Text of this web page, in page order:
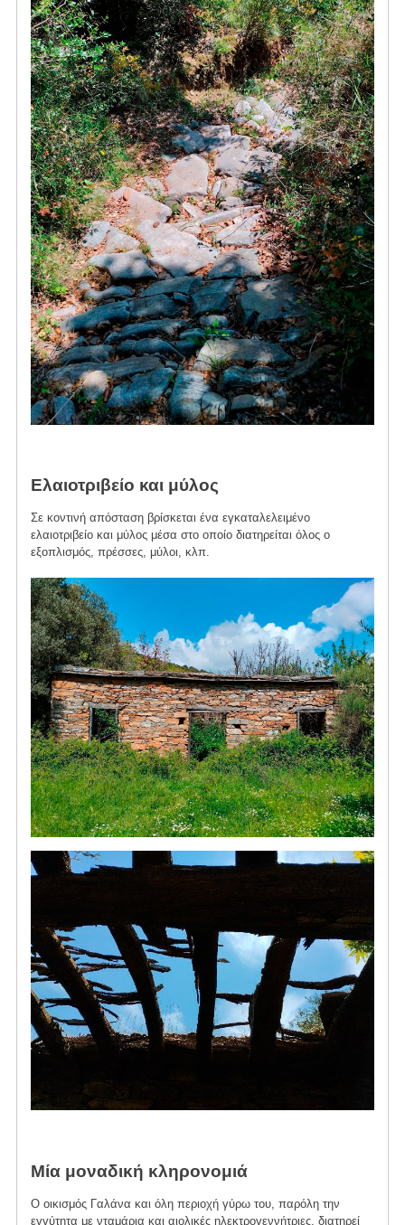
Ελαιοτριβείο και μύλος
Σε κοντινή απόσταση βρίσκεται ένα εγκαταλελειμένο
ελαιοτριβείο και μύλος μέσα στο οποίο διατηρείται όλος ο
εξοπλισμός, πρέσσες, μύλοι, κλπ.
Μία μοναδική κληρονομιά
Ο οικισμός Γαλάνα και όλη περιοχή γύρω του, παρόλη την
εγγύτητα με νταμάρια και αιολικές ηλεκτρογεννήτριες, διατηρεί